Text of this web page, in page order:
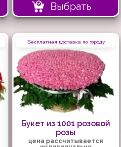
Выбрать
Бесплатная доставка по городу
Букет из 1001 розовой
розы
цена рассчитывается